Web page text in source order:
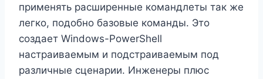
применять расширенные командлеты так же
легко, подобно базовые команды. Это
создает Windows-PowerShell
настраиваемым и подстраиваемым под
различные сценарии. Инженеры плюс